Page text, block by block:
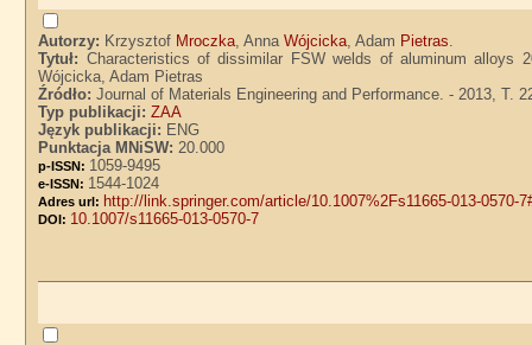
Autorzy: Krzysztof Mroczka, AnnaWójcicka, Adam Pietras.
Tytuł: Characteristics of dissimilar FSW welds of aluminum alloys
Wójcicka, Adam Pietras
Źródło:Journal of Materials Engineering and Performance. - 2013, T.
Typ publikacji:ZAA
Język publikacji: ENG
Punktacja MNiSW:20.000
p-ISSN: 1059-9495
e-ISSN: 1544-1024
Adres url: http://link.springer.com/article/10.1007%2Fs11665-013-0570-
DOI: 10.1007/s11665-013-0570-7